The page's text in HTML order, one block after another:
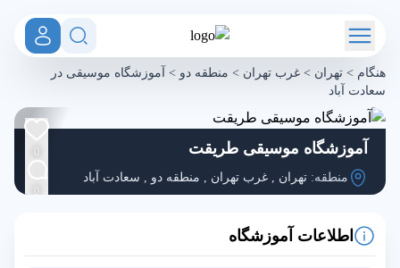
هنگام > تهران > غرب تهران > منطقه دو > آموزشگاه موسیقی در
سعادت آباد
آموزشگاه موسیقی طریقت
منطقه: تهران , غرب تهران , منطقه دو , سعادت آباد
0
0
اطلاعات آموزشگاه